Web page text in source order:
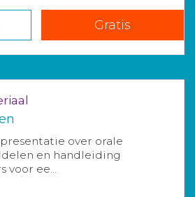
Gratis
over orale
en handleiding
ee...